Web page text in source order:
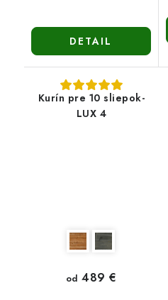
DETAIL
Kurín pre 10 sliepok-
LUX 4
od 489 €